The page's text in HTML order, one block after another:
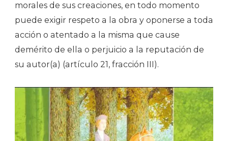
morales de sus creaciones, en todo momento
puede exigir respeto a la obra y oponerse a toda
acción o atentado a la misma que cause
demérito de ella o perjuicio a la reputación de
su autor(a) (artículo 21, fracción III).